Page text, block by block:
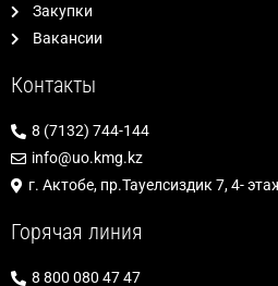
Закупки
Вакансии
Контакты
8 (7132) 744-144
info@uo.kmg.kz
г. Актобе, пр.Тауелсиздик 7, 4-
Горячая линия
8 800 080 47 47